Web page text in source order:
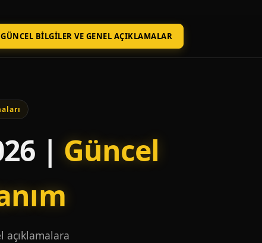
BILGILER VE GENEL AÇIKLAMALAR
| Güncel